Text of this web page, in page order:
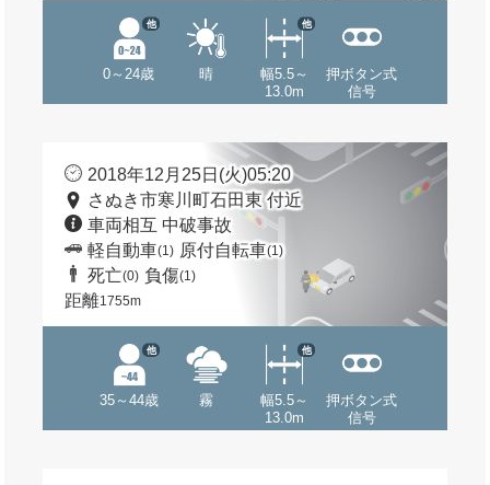
0～24歳
他
晴
幅5.5～
13.0m
他
押ボタン式
信号
2018年12月25日(火)05:20
さぬき市寒川町石田東 付近
車両相互 中破事故
軽自動車(1) 原付自転車(1)
死亡(0) 負傷(1)
距離1755m
35～44歳
他
霧
幅5.5～
13.0m
他
押ボタン式
信号